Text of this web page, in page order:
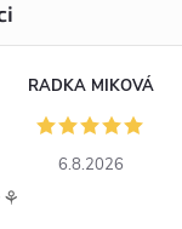
RADKA MIKOVÁ
6.8.2026